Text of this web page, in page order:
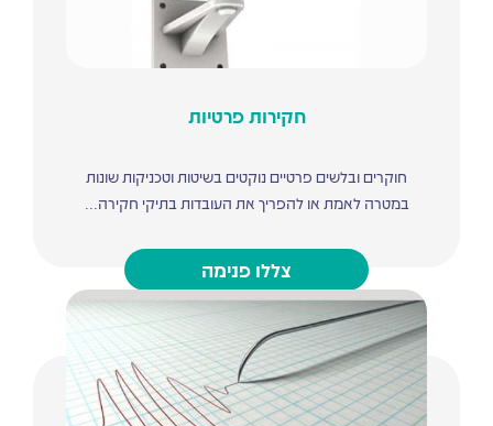
חקירות פרטיות
חוקרים ובלשים פרטיים נוקטים בשיטות וטכניקות שונות
במטרה לאמת או להפריך את העובדות בתיקי חקירה...
צללו פנימה